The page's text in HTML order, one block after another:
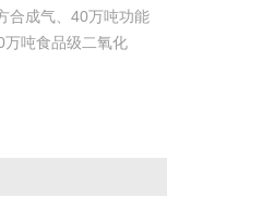
合成气、40万吨功能
万吨食品级二氧化
车结构用钢。该产